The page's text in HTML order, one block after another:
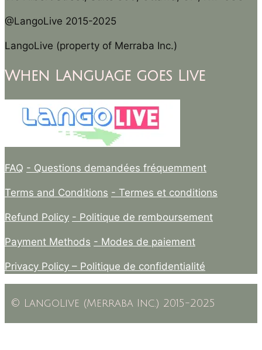
@LangoLive 2015-2025
LangoLive (property of Merraba Inc.)
When Language goes Live
FAQ - Questions demandées fréquemment
Terms and Conditions - Termes et conditions
Refund Policy - Politique de remboursement
Payment Methods - Modes de paiement
Privacy Policy – Politique de confidentialité
© LangoLive (Merraba Inc.) 2015-2025